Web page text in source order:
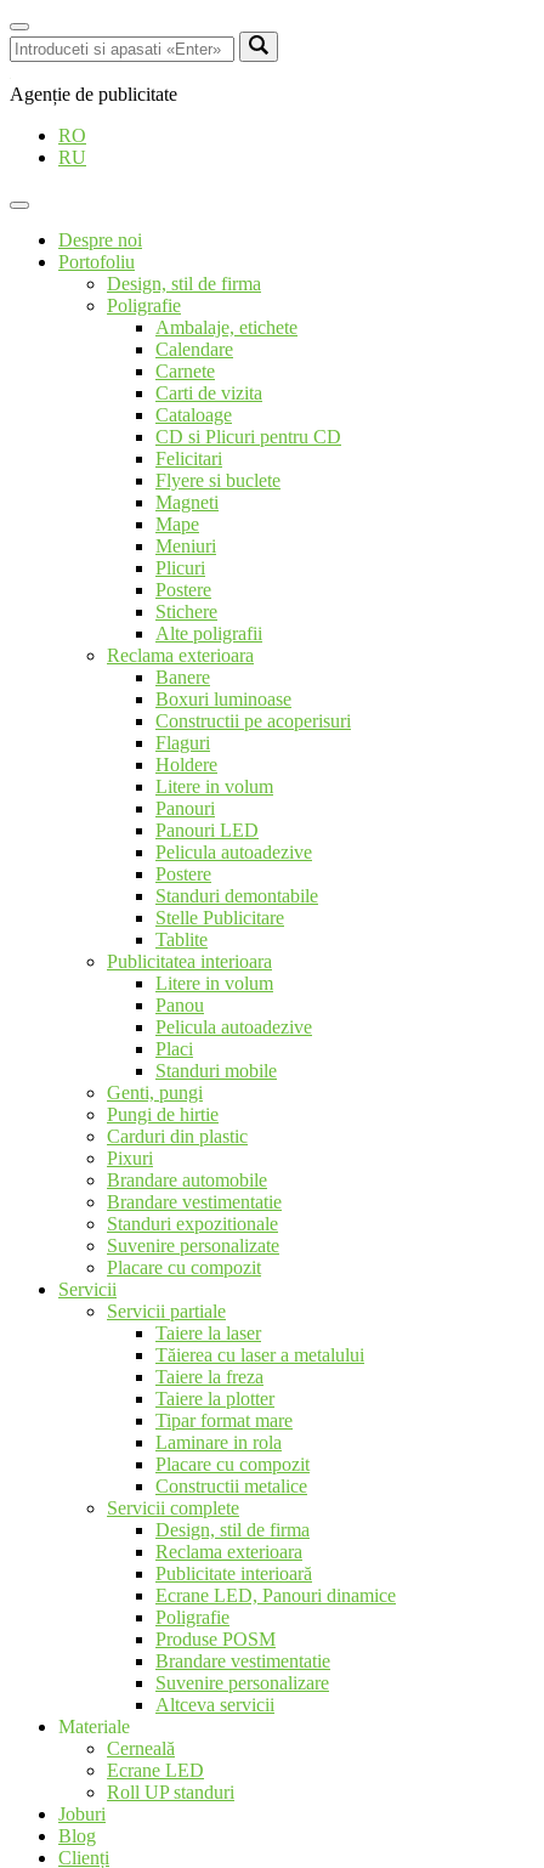
Agenție de publicitate
RO
RU
Despre noi
Portofoliu
Design, stil de firma
Poligrafie
Ambalaje, etichete
Calendare
Carnete
Carti de vizita
Cataloage
CD si Plicuri pentru CD
Felicitari
Flyere si buclete
Magneti
Mape
Meniuri
Plicuri
Postere
Stichere
Alte poligrafii
Reclama exterioara
Banere
Boxuri luminoase
Constructii pe acoperisuri
Flaguri
Holdere
Litere in volum
Panouri
Panouri LED
Pelicula autoadezive
Postere
Standuri demontabile
Stelle Publicitare
Tablite
Publicitatea interioara
Litere in volum
Panou
Pelicula autoadezive
Placi
Standuri mobile
Genti, pungi
Pungi de hirtie
Carduri din plastic
Pixuri
Brandare automobile
Brandare vestimentatie
Standuri expozitionale
Suvenire personalizate
Placare cu compozit
Servicii
Servicii partiale
Taiere la laser
Tăierea cu laser a metalului
Taiere la freza
Taiere la plotter
Tipar format mare
Laminare in rola
Placare cu compozit
Constructii metalice
Servicii complete
Design, stil de firma
Reclama exterioara
Publicitate interioară
Ecrane LED, Panouri dinamice
Poligrafie
Produse POSM
Brandare vestimentatie
Suvenire personalizare
Altceva servicii
Materiale
Cerneală
Ecrane LED
Roll UP standuri
Joburi
Blog
Clienți